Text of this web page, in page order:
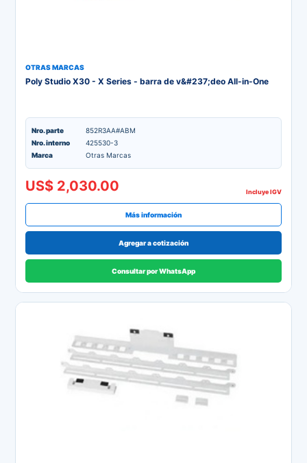
OTRAS MARCAS
Poly Studio X30 - X Series - barra de v&#237;deo All-in-One
Nro. parte
852R3AA#ABM
Nro. interno
425530-3
Marca
Otras Marcas
US$ 2,030.00 Incluye IGV
Más información
Agregar a cotización
Consultar por WhatsApp